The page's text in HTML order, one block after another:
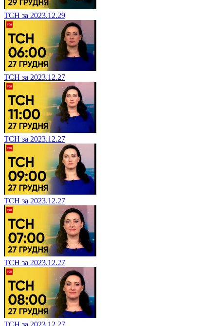
ТСН за 2023.12.29
ТСН за 2023.12.27
ТСН за 2023.12.27
ТСН за 2023.12.27
ТСН за 2023.12.27
ТСН за 2023.12.27